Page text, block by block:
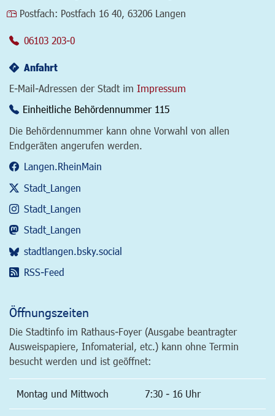
Postfach: Postfach 16 40, 63206 Langen
06103 203-0
Anfahrt
E-Mail-Adressen der Stadt im Impressum
Einheitliche Behördennummer 115
Die Behördennummer kann ohne Vorwahl von allen
Endgeräten angerufen werden.
Langen.RheinMain
Stadt_Langen
Stadt_Langen
Stadt_Langen
stadtlangen.bsky.social
RSS-Feed
Öffnungszeiten
Die Stadtinfo im Rathaus-Foyer (Ausgabe beantragter
Ausweispapiere, Infomaterial, etc.) kann ohne Termin
besucht werden und ist geöffnet:
Montag und Mittwoch 7:30 - 16 Uhr